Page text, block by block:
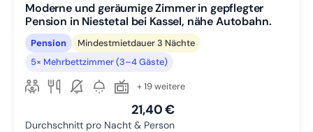
Moderne und geräumige Zimmer in gepflegter
Pension in Niestetal bei Kassel, nähe Autobahn.
Pension
Mindestmietdauer 3 Nächte
5× Mehrbettzimmer (3–4 Gäste)
+ 19 weitere
21,40 €
Durchschnitt pro Nacht & Person